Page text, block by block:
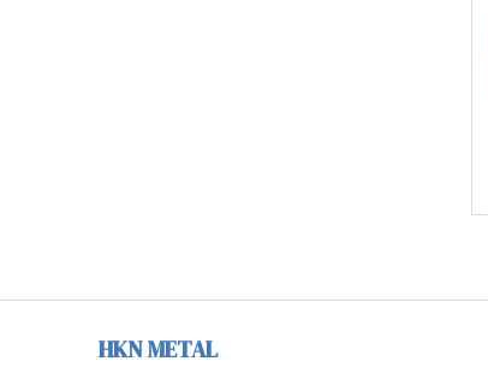
HKN METAL